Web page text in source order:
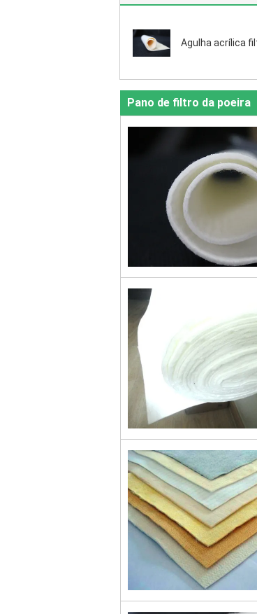
Agulha acrílica
Pano de filtro da poeira